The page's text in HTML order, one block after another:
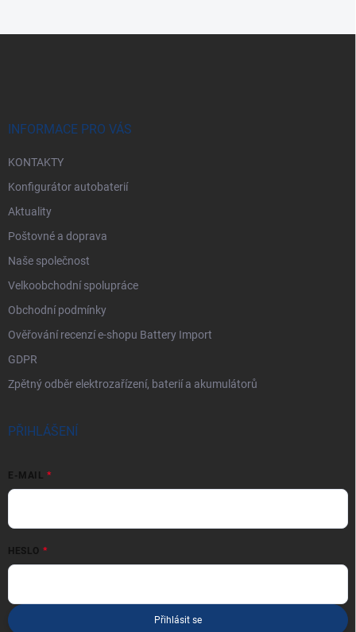
INFORMACE PRO VÁS
KONTAKTY
Konfigurátor autobaterií
Aktuality
Poštovné a doprava
Naše společnost
Velkoobchodní spolupráce
Obchodní podmínky
Ověřování recenzí e-shopu Battery Import
GDPR
Zpětný odběr elektrozařízení, baterií a akumulátorů
PŘIHLÁŠENÍ
E-MAIL
HESLO
Přihlásit se